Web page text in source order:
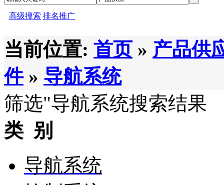
高级搜索 排名推广
当前位置: 首页 » 产品供
件» 导航系统
筛选"导航系统搜索结果
类 别
导航系统